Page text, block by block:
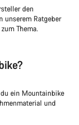
den
unserem Ratgeber
Thema.
ein Mountainbike
und